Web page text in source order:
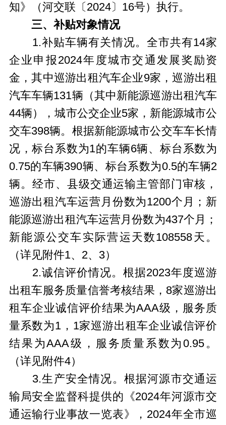
知》（河交联〔2024〕16号）执行。
三、补贴对象情况
1.补贴车辆有关情况。全市共有14家
企业申报2024年度城市交通发展奖励资
金，其中巡游出租汽车企业9家，巡游出租
汽车车辆131辆（其中新能源巡游出租汽车
44辆），城市公交企业5家，新能源城市公
交车398辆。根据新能源城市公交车车长情
况，标台系数为1的车辆6辆、标台系数为
0.75的车辆390辆、标台系数为0.5的车辆2
辆。经市、县级交通运输主管部门审核，
巡游出租汽车运营月份数为1200个月；新
能源巡游出租汽车运营月份数为437个月；
新能源公交车实际营运天数108558天。
（详见附件1、2、3）
2.诚信评价情况。根据2023年度巡游
出租车服务质量信誉考核结果，8家巡游出
租车企业诚信评价结果为AAA级，服务质
量系数为1，1家巡游出租车企业诚信评价
结果为AAA级，服务质量系数为0.95。
（详见附件4）
3.生产安全情况。根据河源市交通运
输局安全监督科提供的《2024年河源市交
通运输行业事故一览表》，2024年全市巡